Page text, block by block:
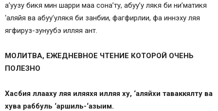
а’уузу бикя мин шарри маа сона’ту, абуу’у лякя би ни’матикя
‘аляйя ва абуу’улякя би занбии, фагфирлии, фа иннэху ляя
ягфируз-зунуубэ илляя ант.
МОЛИТВА, ЕЖЕДНЕВНОЕ ЧТЕНИЕ КОТОРОЙ ОЧЕНЬ
ПОЛЕЗНО
Хасбия ллааху ляя иляяхя илляя ху, ‘аляйхи таваккялту ва
хува раббуль ‘аршиль-‘азыим.